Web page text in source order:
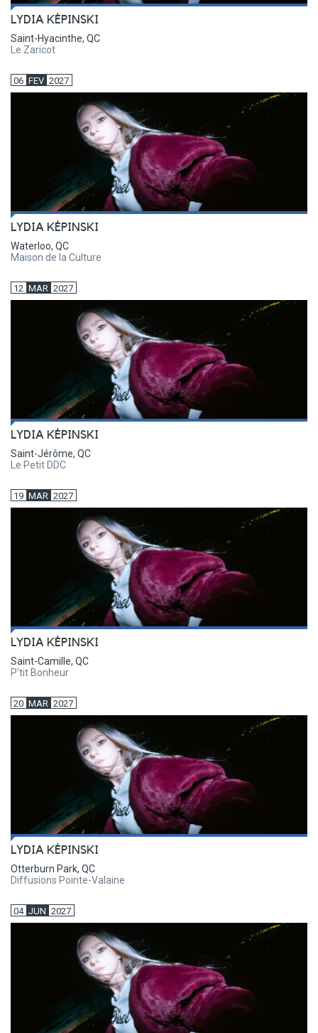
LYDIA KÉPINSKI
Saint-Hyacinthe, QC
Le Zaricot
06 FEV 2027
LYDIA KÉPINSKI
Waterloo, QC
Maison de la Culture
12 MAR 2027
LYDIA KÉPINSKI
Saint-Jérôme, QC
Le Petit DDC
19 MAR 2027
LYDIA KÉPINSKI
Saint-Camille, QC
P'tit Bonheur
20 MAR 2027
LYDIA KÉPINSKI
Otterburn Park, QC
Diffusions Pointe-Valaine
04 JUN 2027